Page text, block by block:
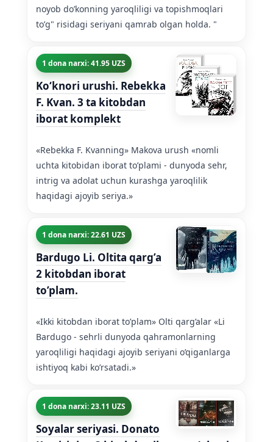
noyob do’konning yaroqliligi va topishmoqlari
to’g" risidagi seriyani qamrab olgan holda. "
1 dona narxi: 41.95 UZS
Koʻknori urushi. Rebekka
F. Kvan. 3 ta kitobdan
iborat komplekt
«Rebekka F. Kvanning» Makova urush «nomli
uchta kitobidan iborat to’plami - dunyoda sehr,
intrig va adolat uchun kurashga yaroqlilik
haqidagi ajoyib seriya.»
1 dona narxi: 22.61 UZS
Bardugo Li. Oltita qarg’a
2 kitobdan iborat
to’plam.
«Ikki kitobdan iborat to’plam» Olti qarg’alar «Li
Bardugo - sehrli dunyoda qahramonlarning
yaroqliligi haqidagi ajoyib seriyani o’qiganlarga
ishtiyoq kabi ko’rsatadi.»
1 dona narxi: 23.11 UZS
Soyalar seriyasi. Donato